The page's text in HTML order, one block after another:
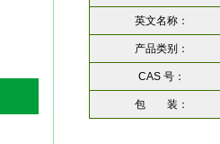
英文名称：
产品类别：
CAS 号：
包 装：